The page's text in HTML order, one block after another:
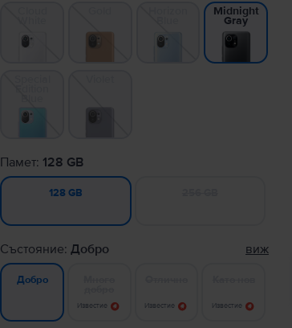
Midnight
Gray
Памет: 128 GB
128 GB
Състояние:Добро виж
Добро
Известие Известие Известие